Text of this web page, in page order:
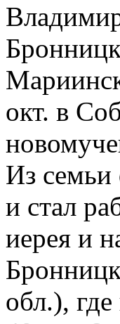
окт. в
Из
и стал
иерея и
обл.),